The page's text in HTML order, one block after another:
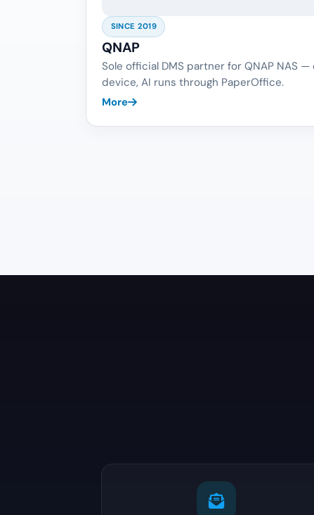
SINCE 2019
QNAP
Sole official DMS partner for QNAP NAS
device, AI runs through PaperOffice.
More